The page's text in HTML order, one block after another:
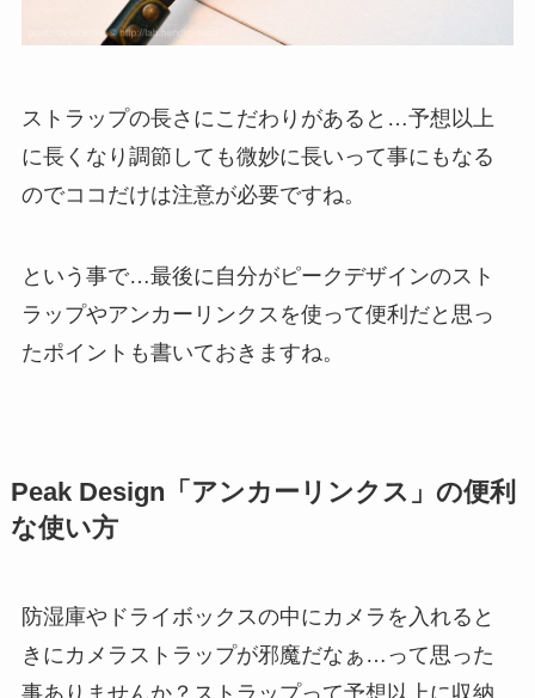
ストラップの長さにこだわりがあると…予想以上
に長くなり調節しても微妙に長いって事にもなる
のでココだけは注意が必要ですね。
という事で…最後に自分がピークデザインのスト
ラップやアンカーリンクスを使って便利だと思っ
たポイントも書いておきますね。
Peak Design「アンカーリンクス」の便利
な使い方
防湿庫やドライボックスの中にカメラを入れると
きにカメラストラップが邪魔だなぁ…って思った